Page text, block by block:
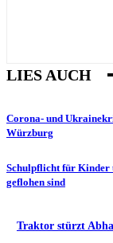
LIES AUCH
Corona- und
Würzburg
Schulpflicht für Kinder
geflohen sind
Traktor stürzt